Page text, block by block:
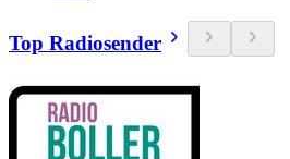
Top Radiosender